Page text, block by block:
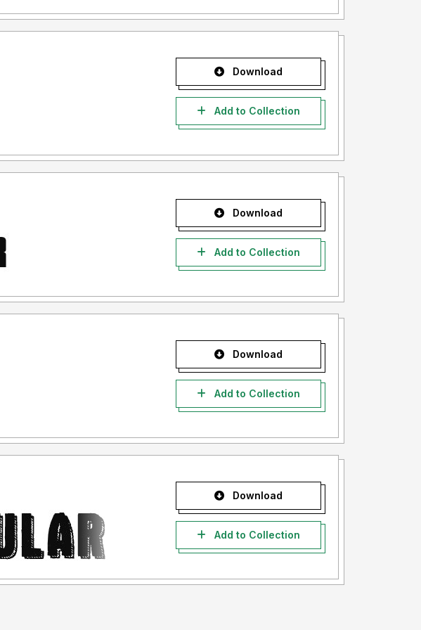
Download
Add to Collection
Download
Add to Collection
Download
Add to Collection
Download
Add to Collection